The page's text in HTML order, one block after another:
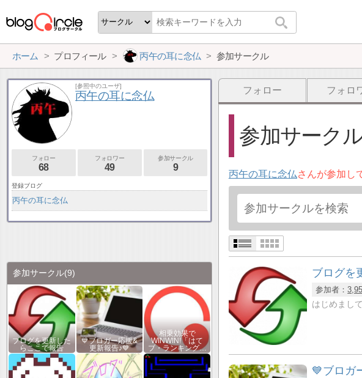
ホーム プロフィール 丙午の耳に念仏 参加サークル
フォロー フォロ
参加サーク
丙午の耳に念仏さんが参加し
ブログを
参加者：
はじめまし
💙ブロガ
[参照中のユーザ]
丙午の耳に念仏
フォロー
68
フォロワー
49
参加サークル
9
登録ブログ
丙午の耳に念仏
参加サークル(9)
ブログを更新した
らここで報告
💙ブロガー応援&
更新報告♪💙
相乗効果で
WINWIN!「はて
ブ・ランキング…